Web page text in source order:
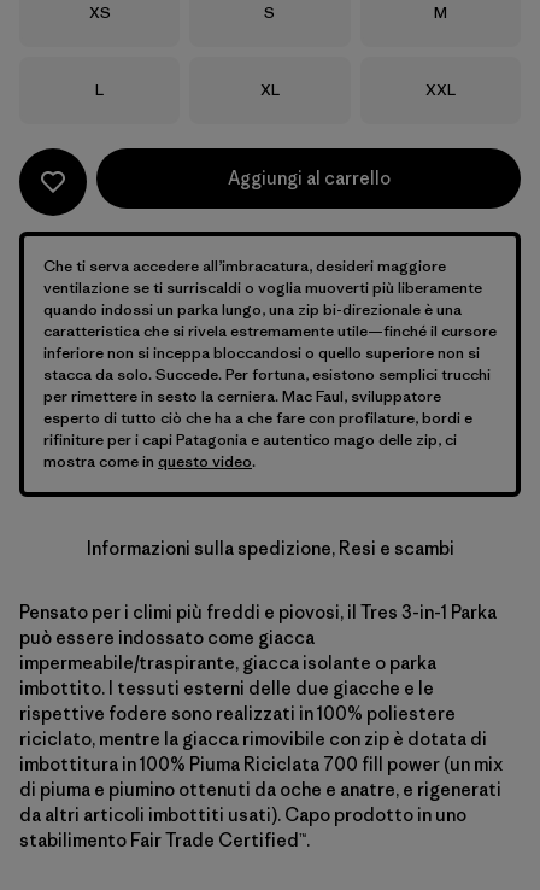
Taglia
XS Taglia
S Taglia
M
Taglia
L Taglia
XL Taglia
XXL
Aggiungi al carrello
Che ti serva accedere all’imbracatura, desideri maggiore
ventilazione se ti surriscaldi o voglia muoverti più liberamente
quando indossi un parka lungo, una zip bi-direzionale è una
caratteristica che si rivela estremamente utile—finché il cursore
inferiore non si inceppa bloccandosi o quello superiore non si
stacca da solo. Succede. Per fortuna, esistono semplici trucchi
per rimettere in sesto la cerniera. Mac Faul, sviluppatore
esperto di tutto ciò che ha a che fare con profilature, bordi e
rifiniture per i capi Patagonia e autentico mago delle zip, ci
mostra come in questo video.
Informazioni sulla spedizione, Resi e scambi
Pensato per i climi più freddi e piovosi, il Tres 3-in-1 Parka
può essere indossato come giacca
impermeabile/traspirante, giacca isolante o parka
imbottito. I tessuti esterni delle due giacche e le
rispettive fodere sono realizzati in 100% poliestere
riciclato, mentre la giacca rimovibile con zip è dotata di
imbottitura in 100% Piuma Riciclata 700 fill power (un mix
di piuma e piumino ottenuti da oche e anatre, e rigenerati
da altri articoli imbottiti usati). Capo prodotto in uno
stabilimento Fair Trade Certified™.